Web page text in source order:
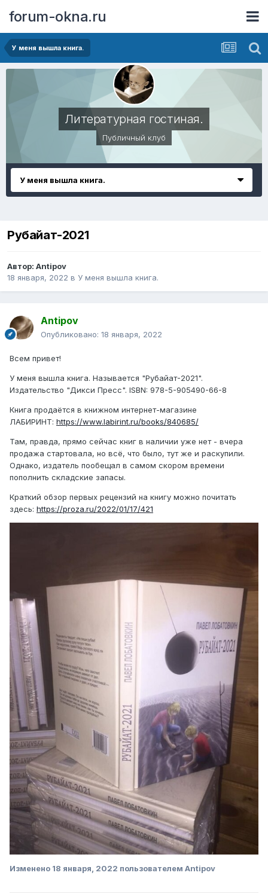
forum-okna.ru
У меня вышла книга.
Литературная гостиная.
Публичный клуб
У меня вышла книга.
Рубайат-2021
Автор: Antipov
18 января, 2022 в У меня вышла книга.
Antipov
Опубликовано: 18 января, 2022
Всем привет!
У меня вышла книга. Называется "Рубайат-2021".
Издательство "Дикси Пресс". ISBN: 978-5-905490-66-8
Книга продаётся в книжном интернет-магазине
ЛАБИРИНТ: https://www.labirint.ru/books/840685/
Там, правда, прямо сейчас книг в наличии уже нет - вчера
продажа стартовала, но всё, что было, тут же и раскупили.
Однако, издатель пообещал в самом скором времени
пополнить складские запасы.
Краткий обзор первых рецензий на книгу можно почитать
здесь: https://proza.ru/2022/01/17/421
Изменено 18 января, 2022 пользователем Antipov